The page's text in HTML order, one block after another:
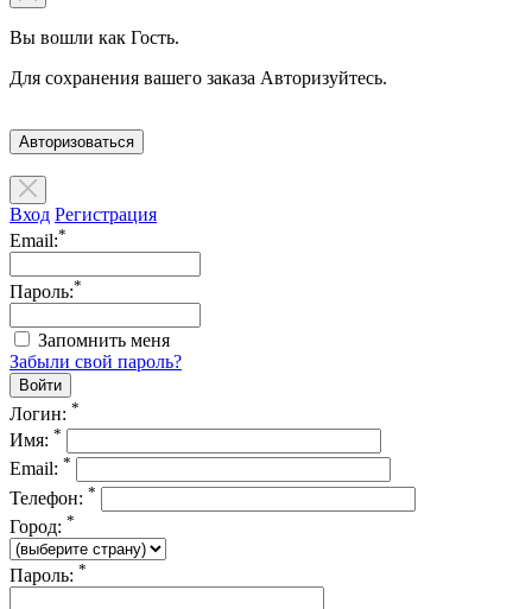
Вы вошли как Гость.
Для сохранения вашего заказа Авторизуйтесь.
Авторизоваться
Вход Регистрация
Email:*
Пароль:*
Запомнить меня
Забыли свой пароль?
Логин: *
Имя: *
Email: *
Телефон: *
Город: *
Пароль: *